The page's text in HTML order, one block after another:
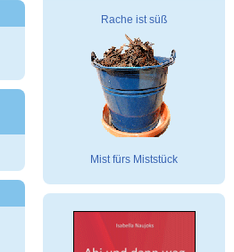
Rache ist süß
Mist fürs Miststück